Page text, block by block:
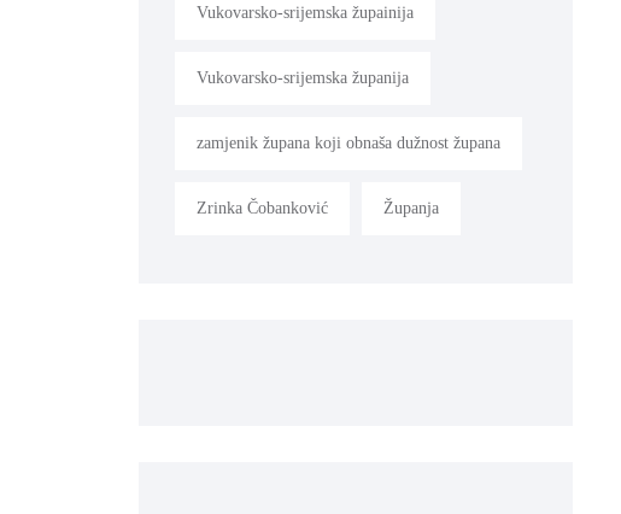
Vukovarsko-srijemska župainija
Vukovarsko-srijemska županija
zamjenik župana koji obnaša dužnost župana
Zrinka Čobanković Županja